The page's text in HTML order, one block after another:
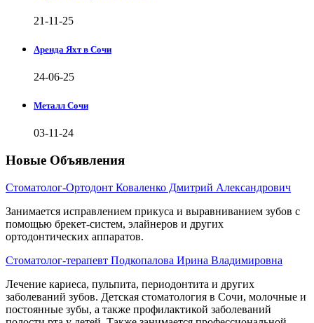
21-11-25
Аренда Яхт в Сочи
24-06-25
Металл Сочи
03-11-24
Новые Объявления
Стоматолог-Ортодонт Коваленко Дмитрий Александрович
Занимается исправлением прикуса и выравниванием зубов с
помощью брекет-систем, элайнеров и других
ортодонтических аппаратов.
Стоматолог-терапевт Подкопалова Ирина Владимировна
Лечение кариеса, пульпита, периодонтита и других
заболеваний зубов. Детская стоматология в Сочи, молочные и
постоянные зубы, а также профилактикой заболеваний